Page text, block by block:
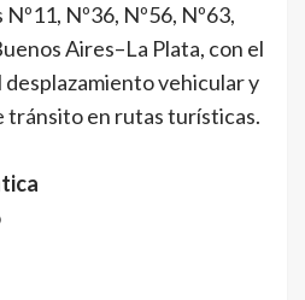
Nº36, Nº56, Nº63,
Aires–La Plata, con el
vehicular y
tránsito en rutas turísticas.